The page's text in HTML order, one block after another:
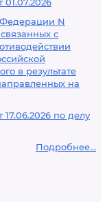
N
с
в результате
на
по делу
Подробнее...